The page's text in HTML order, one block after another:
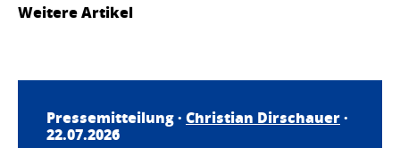
Weitere Artikel
Pressemitteilung · Christian Dirschauer·
22.07.2026